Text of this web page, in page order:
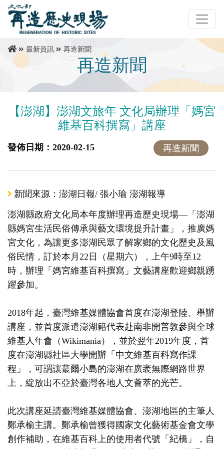
最新資訊 再造新聞
再造新聞
【澎湖】澎湖文旅年 文化局辦理「媽宮
維基百科撰寫」講座
再造新聞
發佈日期：2020-02-15
新聞來源：澎湖日報/ 張小瑜 澎湖報導
澎湖縣政府文化局本年度辦理再造歷史現場—「澎湖
縣媽宮生活民俗傳承與藝文環境提升計畫」，推廣媽
宮文化，為讓更多澎湖民眾了解家鄉的文化歷史及風
俗民情，訂於本月22日（星期六），上午9時至12
時，辦理「媽宮維基百科撰寫」文藝講座歡迎鄉親踴
躍參加。
2018年起，臺灣維基媒體協會首度在澎湖登陸、舉辦
講座，並首度派遣澎湖籍代表赴南非開普敦參與全球
維基人年會（Wikimania），並於翌年2019年度，首
度在澎湖縣社區大學開辦「中文維基百科寫作課
程」，可謂讓蕞爾小島的澎湖在廣袤無際網路世界
上，綻放出不亞於臺灣各地人文薈萃的光芒。
此次講座延請臺灣維基媒體協會、澎湖地區的主筆人
鄭承榆主講。鄭承榆曾獲得國家文化藝術基金會文學
創作補助，在維基百科上的使用者代號「紀橋」，自